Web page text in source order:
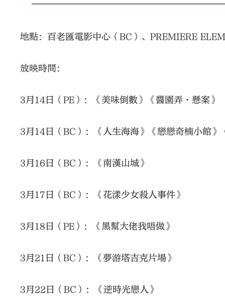
地點：百老匯電影中心（BC）、PREMIERE
放映時間：
3月14日（PE）：《美味倒數》《醬園弄·懸案》
3月14日（BC）：《人生海海》《戀戀奇楠小館》
3月16日（BC）：《南漢山城》
3月17日（BC）：《花漾少女殺人事件》
3月18日（PE）：《黑幫大佬我唔做》
3月21日（BC）：《夢游塔吉克片場》
3月22日（BC）：《逆時光戀人》